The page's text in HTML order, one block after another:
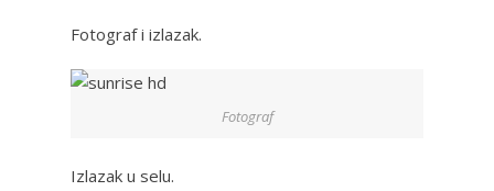
Fotograf i izlazak.
Fotograf
Izlazak u selu.